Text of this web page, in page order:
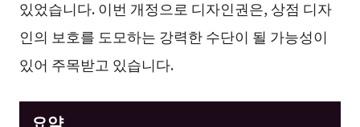
있었습니다. 이번 개정으로 디자인권은, 상점 디자
인의 보호를 도모하는 강력한 수단이 될 가능성이
있어 주목받고 있습니다.
요약